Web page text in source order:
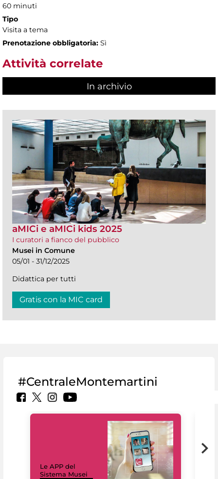
60 minuti
Tipo
Visita a tema
Prenotazione obbligatoria: Sì
Attività correlate
In archivio
aMICi e aMICi kids 2025
I curatori a fianco del pubblico
Musei in Comune
05/01 - 31/12/2025
Didattica per tutti
Gratis con la MIC card
#CentraleMontemartini
Le APP del
Sistema Musei